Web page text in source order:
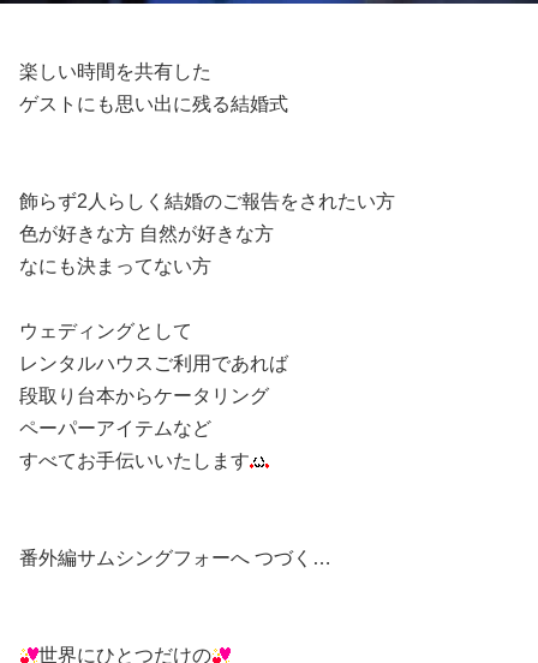
楽しい時間を共有した
ゲストにも思い出に残る結婚式
飾らず2人らしく結婚のご報告をされたい方
色が好きな方 自然が好きな方
なにも決まってない方
ウェディングとして
レンタルハウスご利用であれば
段取り台本からケータリング
ペーパーアイテムなど
すべてお手伝いいたします
番外編サムシングフォーへ つづく…
世界にひとつだけの